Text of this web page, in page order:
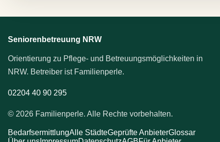
Seniorenbetreuung NRW
Orientierung zu Pflege- und Betreuungsmöglichkeiten in
NRW. Betreiber ist Familienperle.
02204 40 90 295
© 2026 Familienperle. Alle Rechte vorbehalten.
BedarfsermittlungAlle StädteGeprüfte AnbieterGlossar